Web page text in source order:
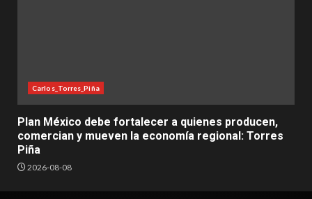
Carlos_Torres_Piña
Plan México debe fortalecer a quienes producen,
comercian y mueven la economía regional: Torres
Piña
2026-08-08